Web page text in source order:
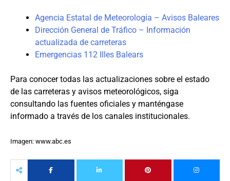
Agencia Estatal de Meteorología – Avisos Baleares
Dirección General de Tráfico – Información
actualizada de carreteras
Emergencias 112 Illes Balears
Para conocer todas las actualizaciones sobre el estado
de las carreteras y avisos meteorológicos, siga
consultando las fuentes oficiales y manténgase
informado a través de los canales institucionales.
Imagen: www.abc.es